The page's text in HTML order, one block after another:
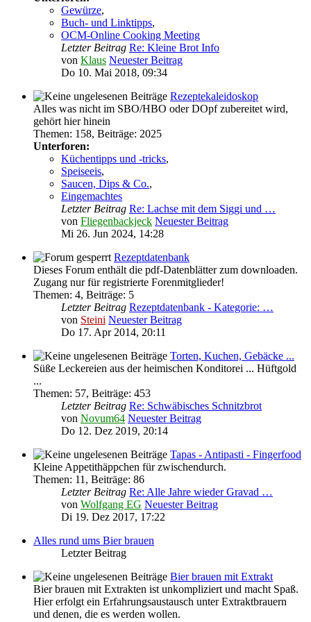
Gewürze,
Buch- und Linktipps,
OCM-Online Cooking Meeting
Letzter Beitrag Re: Kleine Brot Info
von Klaus Neuester Beitrag
Do 10. Mai 2018, 09:34
Rezeptekaleidoskop
Alles was nicht im SBO/HBO oder DOpf zubereitet wird,
gehört hier hinein
Themen: 158, Beiträge: 2025
Unterforen:
Küchentipps und -tricks,
Speiseeis,
Saucen, Dips & Co.,
Eingemachtes
Letzter Beitrag Re: Lachse mit dem Siggi und …
von Fliegenbackjeck Neuester Beitrag
Mi 26. Jun 2024, 14:28
Rezeptdatenbank
Dieses Forum enthält die pdf-Datenblätter zum downloaden.
Zugang nur für registrierte Forenmitglieder!
Themen: 4, Beiträge: 5
Letzter Beitrag Rezeptdatenbank - Kategorie: …
von Steini Neuester Beitrag
Do 17. Apr 2014, 20:11
Torten, Kuchen, Gebäcke ...
Süße Leckereien aus der heimischen Konditorei ... Hüftgold
...
Themen: 57, Beiträge: 453
Letzter Beitrag Re: Schwäbisches Schnitzbrot
von Novum64 Neuester Beitrag
Do 12. Dez 2019, 20:14
Tapas - Antipasti - Fingerfood
Kleine Appetithäppchen für zwischendurch.
Themen: 11 , Beiträge: 86
Letzter Beitrag Re: Alle Jahre wieder Gravad …
von Wolfgang EG Neuester Beitrag
Di 19. Dez 2017, 17:22
Alles rund ums Bier brauen
Letzter Beitrag
Bier brauen mit Extrakt
Bier brauen mit Extrakten ist unkompliziert und macht Spaß.
Hier erfolgt ein Erfahrungsaustausch unter Extraktbrauern
und denen, die es werden wollen.